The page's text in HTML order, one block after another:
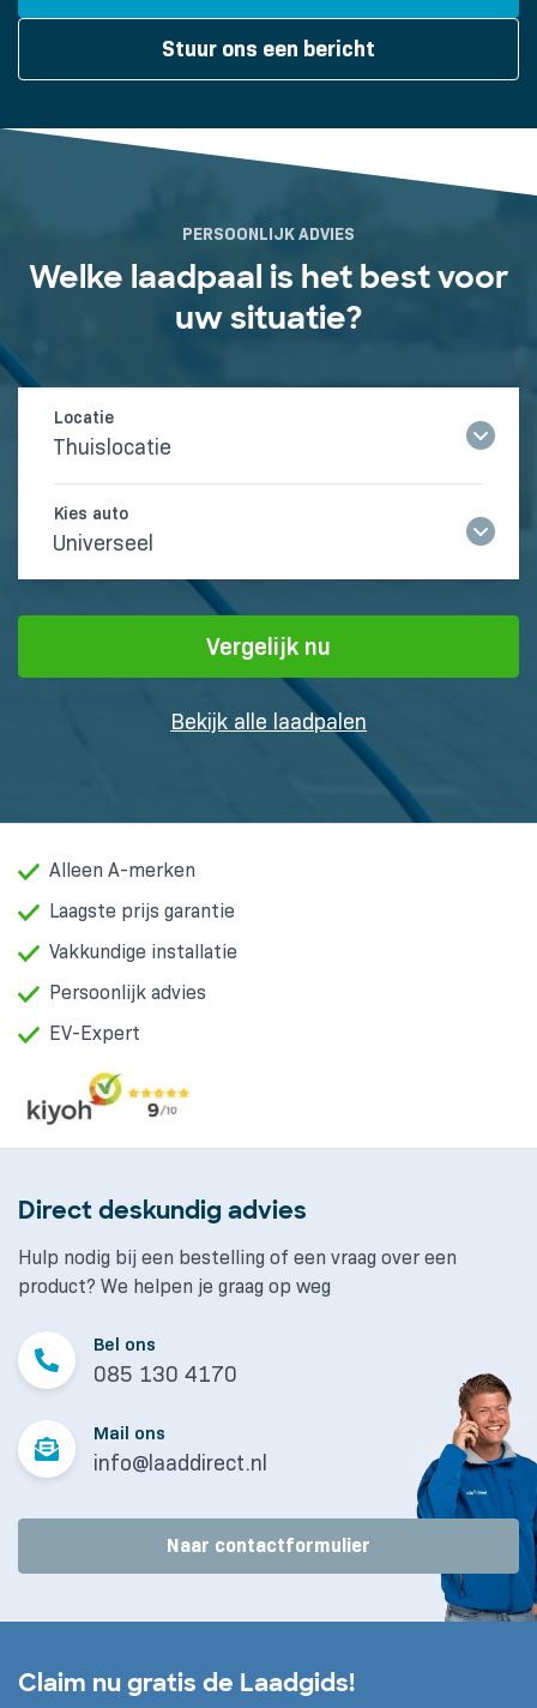
Stuur ons een bericht
PERSOONLIJK ADVIES
Welke laadpaal is het best voor
uw situatie?
Thuislocatie
Universeel
Vergelijk nu
Bekijk alle laadpalen
Alleen A-merken
Laagste prijs garantie
Vakkundige installatie
Persoonlijk advies
EV-Expert
Direct deskundig advies
Hulp nodig bij een bestelling of een vraag over een
product? We helpen je graag op weg
Bel ons
085 130 4170
Mail ons
info@laaddirect.nl
Naar contactformulier
Claim nu gratis de Laadgids!